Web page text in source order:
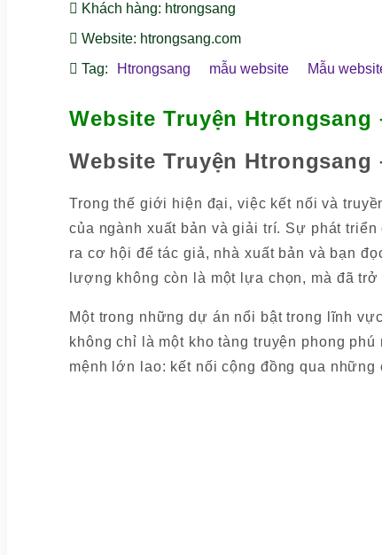
Khách hàng: htrongsang
Website: htrongsang.com
Tag: Htrongsang mẫu website Mẫu
Website Truyện
Website Truyện
Trong thế giới hiện đại, việc kết nối và
của ngành xuất bản và giải trí. Sự phát
ra cơ hội để tác giả, nhà xuất bản và bạn
lượng không còn là một lựa chọn, mà đã
Một trong những dự án nổi bật trong lĩnh
không chỉ là một kho tàng truyện phong
mệnh lớn lao: kết nối cộng đồng qua những